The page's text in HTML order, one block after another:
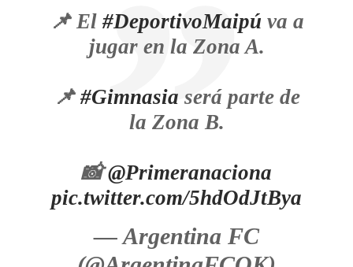
📌 El #DeportivoMaipú va a
jugar en la Zona A.
📌 #Gimnasia será parte de
la Zona B.
📸@Primeranaciona
pic.twitter.com/5hdOdJtBya
— Argentina FC